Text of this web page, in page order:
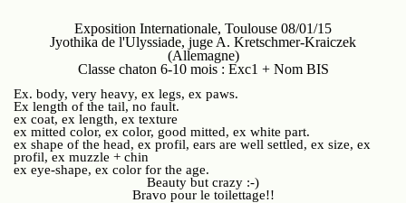
Exposition Internationale, Toulouse 08/01/15
Jyothika de l'Ulyssiade, juge A. Kretschmer-Kraiczek
(Allemagne)
Classe chaton 6-10 mois : Exc1 + Nom BIS
Ex. body, very heavy, ex legs, ex paws.
Ex length of the tail, no fault.
ex coat, ex length, ex texture
ex mitted color, ex color, good mitted, ex white part.
ex shape of the head, ex profil, ears are well settled, ex size, ex
profil, ex muzzle + chin
ex eye-shape, ex color for the age.
Beauty but crazy :-)
Bravo pour le toilettage!!